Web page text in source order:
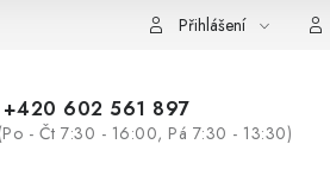
Přihlášení
602 561 897
- Čt 7:30 - 16:00, Pá 7:30 - 13:30)